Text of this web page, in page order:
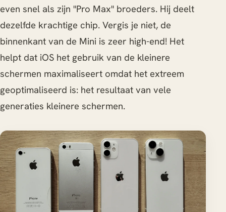
even snel als zijn "Pro Max" broeders. Hij deelt
dezelfde krachtige chip. Vergis je niet, de
binnenkant van de Mini is zeer high-end! Het
helpt dat iOS het gebruik van de kleinere
schermen maximaliseert omdat het extreem
geoptimaliseerd is: het resultaat van vele
generaties kleinere schermen.